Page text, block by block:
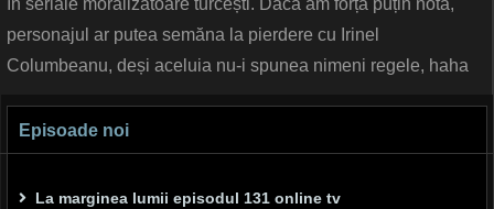
în seriale moralizatoare turcești. Dacă am forța puțin nota,
personajul ar putea semăna la pierdere cu Irinel
Columbeanu, deși aceluia nu-i spunea nimeni regele, haha
Episoade noi
La marginea lumii episodul 131 online tv